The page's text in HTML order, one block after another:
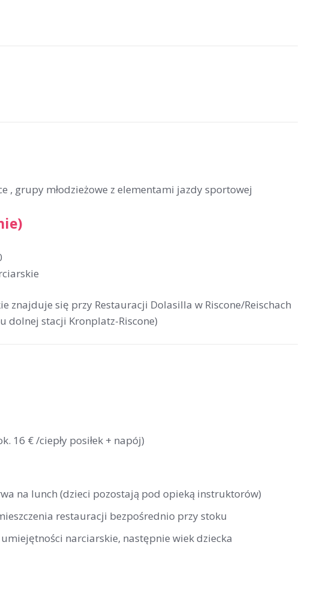
, grupy młodzieżowe z elementami jazdy sportowej
znajduje się przy Restauracji Dolasilla w Riscone/Reischach
dolnej stacji Kronplatz-Riscone)
16 € /ciepły posiłek + napój)
na lunch (dzieci pozostają pod opieką instruktorów)
restauracji bezpośrednio przy stoku
narciarskie, następnie wiek dziecka